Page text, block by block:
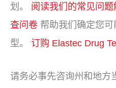
划。 阅读我们的常见问题
查问卷 帮助我们确定您
型。 订购 Elastec Drug
请务必事先咨询州和地方